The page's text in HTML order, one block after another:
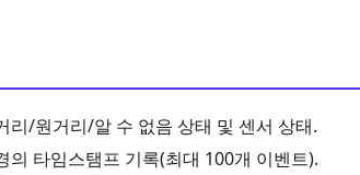
리/원거리/알 수 없음 상태 및 센서 상태.
의 타임스탬프 기록(최대 100개 이벤트).